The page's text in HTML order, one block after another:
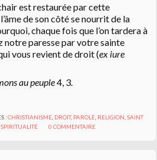
est restaurée par cette
de son côté se nourrit de la
chaque fois que l’on tardera à
notre paresse par votre sainte
vous revient de droit (ex iure
au peuple4, 3.
:CHRISTIANISME, DROIT, PAROLE, RELIGION SAINT
,SPIRITUALITÉ 0 COMMENTAIRE